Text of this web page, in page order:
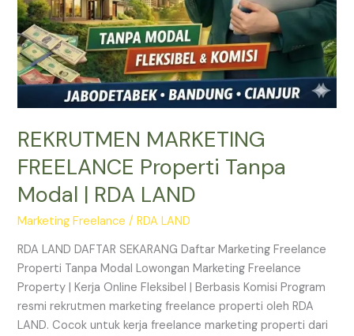
REKRUTMEN MARKETING
FREELANCE Properti Tanpa
Modal | RDA LAND
Marketing Freelance /RDA LAND
RDA LAND DAFTAR SEKARANG Daftar Marketing Freelance
Properti Tanpa Modal Lowongan Marketing Freelance
Property | Kerja Online Fleksibel | Berbasis Komisi Program
resmi rekrutmen marketing freelance properti oleh RDA
LAND. Cocok untuk kerja freelance marketing properti dari